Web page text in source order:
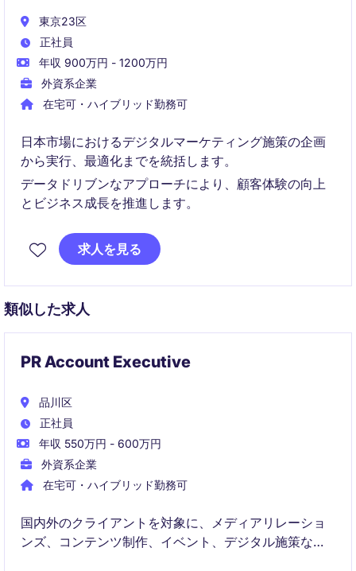
東京23区
正社員
年収 900万円 - 1200万円
外資系企業
在宅可・ハイブリッド勤務可
日本市場におけるデジタルマーケティング施策の企画
から実行、最適化までを統括します。
データドリブンなアプローチにより、顧客体験の向上
とビジネス成長を推進します。
求人を見る
類似した求人
PR Account Executive
品川区
正社員
年収 550万円 - 600万円
外資系企業
在宅可・ハイブリッド勤務可
国内外のクライアントを対象に、メディアリレーショ
ンズ、コンテンツ制作、イベント、デジタル施策など